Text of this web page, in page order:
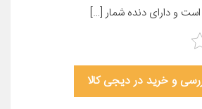
و دارای دنده شمار […]
و خرید در دیجی کالا